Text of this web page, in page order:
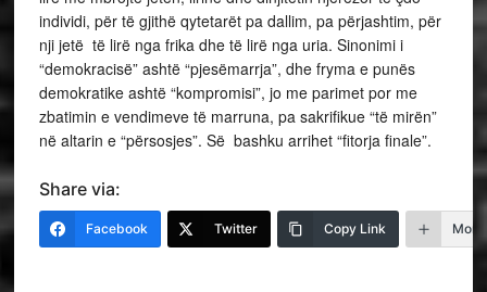
individi, për të gjithë qytetarët pa dallim, pa përjashtim, për
nji jetë të lirë nga frika dhe të lirë nga uria. Sinonimi i
“demokracisë” ashtë “pjesëmarrja”, dhe fryma e punës
demokratike ashtë “kompromisi”, jo me parimet por me
zbatimin e vendimeve të marruna, pa sakrifikue “të mirën”
në altarin e “përsosjes”. Së bashku arrihet “fitorja finale”.
Share via:
Facebook Twitter Copy Link More